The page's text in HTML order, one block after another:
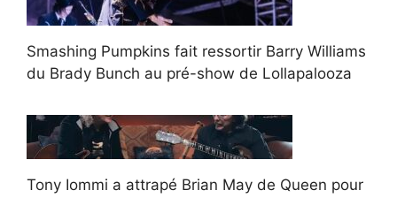
Smashing Pumpkins fait ressortir Barry Williams
du Brady Bunch au pré-show de Lollapalooza
Tony Iommi a attrapé Brian May de Queen pour